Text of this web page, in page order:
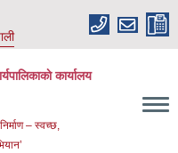
कार्यालय
– स्वच्छ,